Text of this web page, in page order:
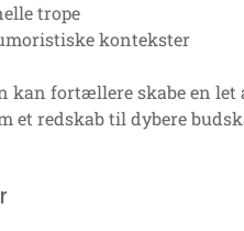
trope
kontekster
kan fortællere skabe en
et redskab til dybere